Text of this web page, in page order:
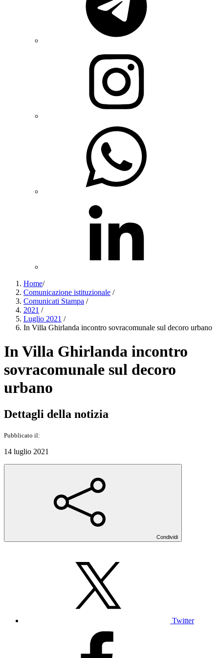
Home/
Comunicazione istituzionale /
Comunicati Stampa /
2021 /
Luglio 2021 /
In Villa Ghirlanda incontro sovracomunale sul decoro urbano
In Villa Ghirlanda incontro
sovracomunale sul decoro
urbano
Dettagli della notizia
Pubblicato il:
14 luglio 2021
Condividi
Twitter